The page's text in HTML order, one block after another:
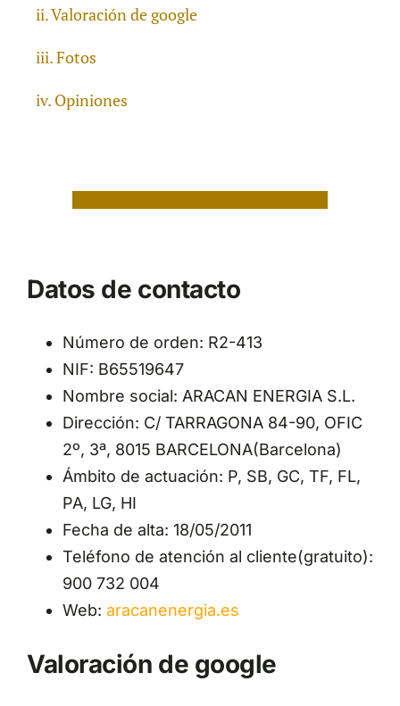
Valoración de google
Fotos
Opiniones
Datos de contacto
Número de orden: R2-413
NIF: B65519647
Nombre social: ARACAN ENERGIA S.L.
Dirección: C/ TARRAGONA 84-90, OFIC
2º, 3ª, 8015 BARCELONA(Barcelona)
Ámbito de actuación: P, SB, GC, TF, FL,
PA, LG, HI
Fecha de alta: 18/05/2011
Teléfono de atención al cliente(gratuito):
900 732 004
Web: aracanenergia.es
Valoración de google